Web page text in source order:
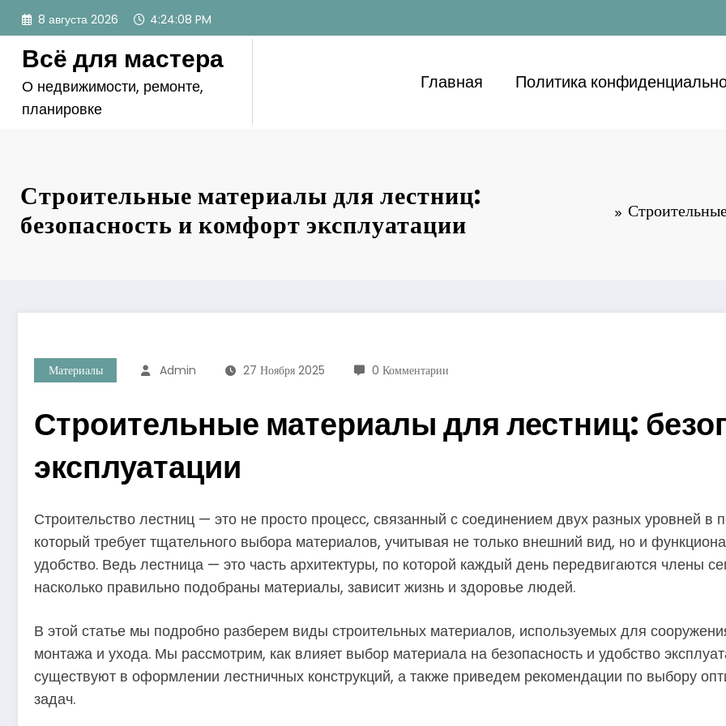
Перейти
содержимому
8 августа 2026 4:24:09 PM
Всё для мастера
О недвижимости, ремонте,
планировке
Главная Политика
Строительные материалы для лестниц:
безопасность и комфорт эксплуатации
Материалы Admin 27 Ноября 2025 0 Комментарии
Строительные материалы для лестниц:
эксплуатации
Строительство лестниц — это не просто процесс, связанный с соединением двух разных уровней
который требует тщательного выбора материалов, учитывая не только внешний вид, но и
удобство. Ведь лестница — это часть архитектуры, по которой каждый день передвигаются члены
насколько правильно подобраны материалы, зависит жизнь и здоровье людей.
В этой статье мы подробно разберем виды строительных материалов, используемых для
монтажа и ухода. Мы рассмотрим, как влияет выбор материала на безопасность и удобство
существуют в оформлении лестничных конструкций, а также приведем рекомендации по выбору
задач.